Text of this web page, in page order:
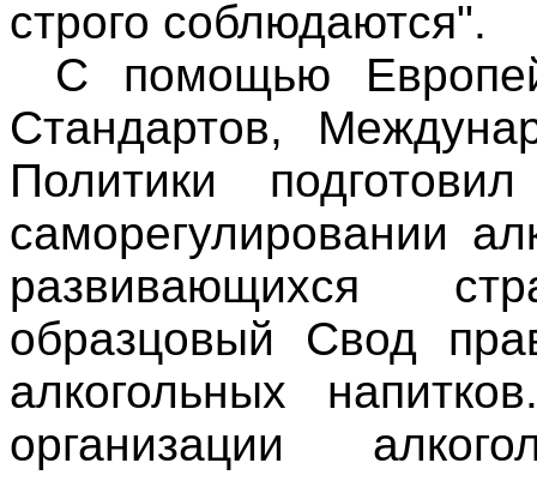
строго соблюдаются".
С помощью
Стандартов,
Политики
саморегулировании
развивающихся
образцовый Свод
алкогольных
организации